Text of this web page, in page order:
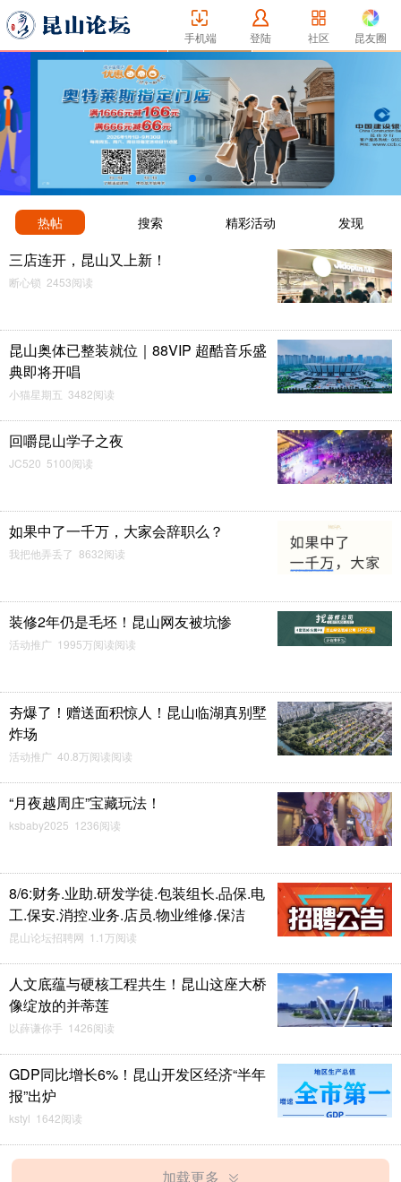
手机端 登陆 社区 昆友圈
热帖 搜索 精彩活动 发现
三店连开，昆山又上新！
断心锁 2453阅读
昆山奥体已整装就位｜88VIP 超酷音乐盛
典即将开唱
小猫星期五 3482阅读
回嚼昆山学子之夜
JC520 5100阅读
如果中了一千万，大家会辞职么？
我把他弄丢了 8632阅读
装修2年仍是毛坯！昆山网友被坑惨
活动推广 1995万阅读阅读
夯爆了！赠送面积惊人！昆山临湖真别墅
炸场
活动推广 40.8万阅读阅读
“月夜越周庄”宝藏玩法！
ksbaby2025 1236阅读
8/6:财务.业助.研发学徒.包装组长.品保.电
工.保安.消控.业务.店员.物业维修.保洁
昆山论坛招聘网 1.1万阅读
人文底蕴与硬核工程共生！昆山这座大桥
像绽放的并蒂莲
以薛谦你手 1426阅读
GDP同比增长6%！昆山开发区经济“半年
报”出炉
kstyl 1642阅读
加载更多